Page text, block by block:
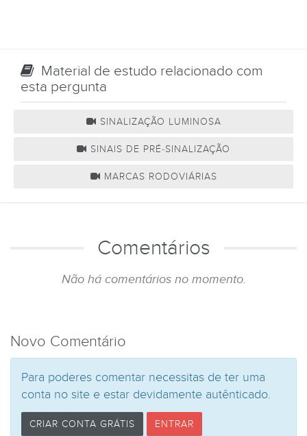
Material de estudo relacionado com
esta pergunta
SINALIZAÇÃO LUMINOSA
SINAIS DE PRÉ-SINALIZAÇÃO
MARCAS RODOVIÁRIAS
Comentários
Não há comentários no momento.
Novo Comentário
Para poderes comentar necessitas de ter uma
conta no site e estar devidamente autênticado.
CRIAR CONTA GRÁTIS ENTRAR